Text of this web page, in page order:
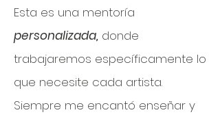
Esta es una mentoría
personalizada, donde
trabajaremos específicamente lo
que necesite cada artista.
Siempre me encantó enseñar y